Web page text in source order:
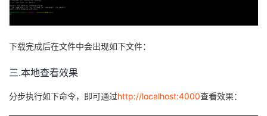
下载完成后在文件中会出现如下文件：
三.本地查看效果
分步执行如下命令，即可通过http://localhost:4000查看效果：